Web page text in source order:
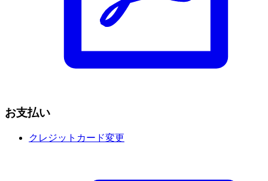
お支払い
クレジットカード変更